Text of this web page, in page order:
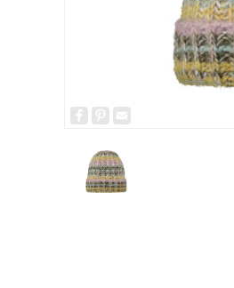
Facebook
Pinterest